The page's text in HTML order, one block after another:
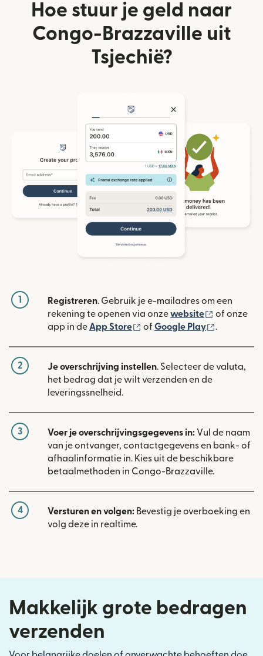
Hoe stuur je geld naar
Congo-Brazzaville uit
Tsjechië?
1 Registreren. Gebruik je e-mailadres om een
rekening te openen via onzewebsite (wordt
of onze
app in de App Store (wordt geopend in een
of Google Play .
2 Je overschrijving instellen. Selecteer de valuta,
het bedrag dat je wilt verzenden en de
leveringssnelheid.
3 Voer je overschrijvingsgegevens in: Vul de naam
van je ontvanger, contactgegevens en bank- of
afhaalinformatie in. Kies uit de beschikbare
betaalmethoden in Congo-Brazzaville.
4 Versturen en volgen: Bevestig je overboeking en
volg deze in realtime.
Makkelijk grote bedragen
verzenden